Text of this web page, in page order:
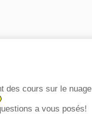
des cours sur le nuage
a vous posés!